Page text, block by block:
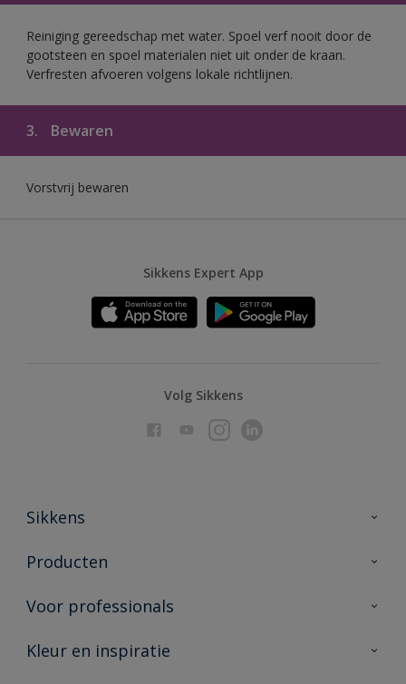
Reiniging gereedschap met water. Spoel verf nooit door de
gootsteen en spoel materialen niet uit onder de kraan.
Verfresten afvoeren volgens lokale richtlijnen.
3. Bewaren
Vorstvrij bewaren
Sikkens Expert App
Volg Sikkens
Sikkens
Over Sikkens
Duurzaamheid
Producten
Producten voor binnen
Vind je verkooppunt
Voor professionals
Advies & service
Kleur en inspiratie